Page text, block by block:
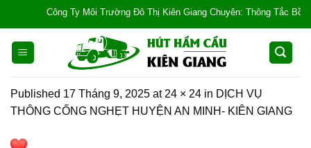
content
Công Ty Môi Trường Đô Thị Kiên Giang Chuyên: Thông Tắc Bồn
Published 17 Tháng 9, 2025 at 24 × 24 in DỊCH VỤ
THÔNG CỐNG NGHẸT HUYỆN AN MINH- KIÊN GIANG